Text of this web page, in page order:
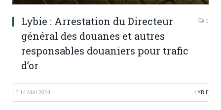
Lybie : Arrestation du Directeur
général des douanes et autres
responsables douaniers pour trafic
d’or
0
LE 14 MAI 2024 LYBIE